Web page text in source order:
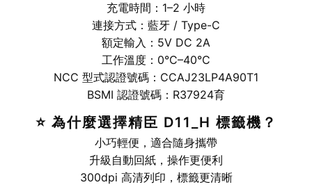
充電時間：1–2 小時
連接方式：藍牙 / Type-C
額定輸入：5V DC 2A
工作溫度：0°C–40°C
NCC 型式認證號碼：CCAJ23LP4A90T1
BSMI 認證號碼：R37924育
⭐ 為什麼選擇精臣 D11_H 標籤機？
小巧輕便，適合隨身攜帶
升級自動回紙，操作更便利
300dpi 高清列印，標籤更清晰